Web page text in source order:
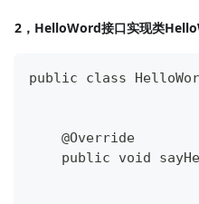
2，HelloWord接口实现类
public class
    @Override
public void